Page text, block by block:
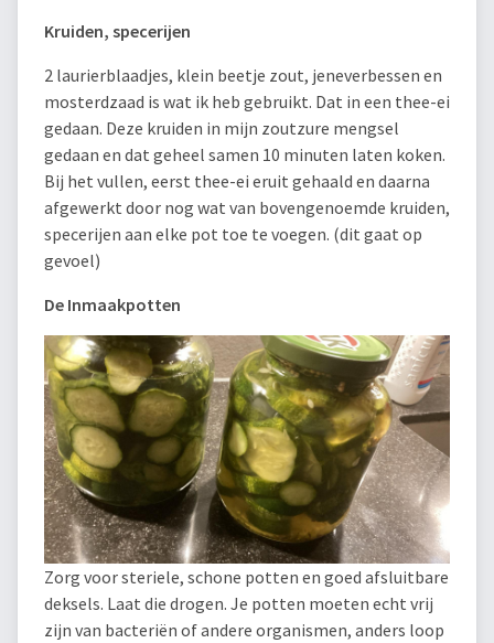
Kruiden, specerijen
2 laurierblaadjes, klein beetje zout, jeneverbessen en
mosterdzaad is wat ik heb gebruikt. Dat in een thee-ei
gedaan. Deze kruiden in mijn zoutzure mengsel
gedaan en dat geheel samen 10 minuten laten koken.
Bij het vullen, eerst thee-ei eruit gehaald en daarna
afgewerkt door nog wat van bovengenoemde kruiden,
specerijen aan elke pot toe te voegen. (dit gaat op
gevoel)
De Inmaakpotten
Zorg voor steriele, schone potten en goed afsluitbare
deksels. Laat die drogen. Je potten moeten echt vrij
zijn van bacteriën of andere organismen, anders loop